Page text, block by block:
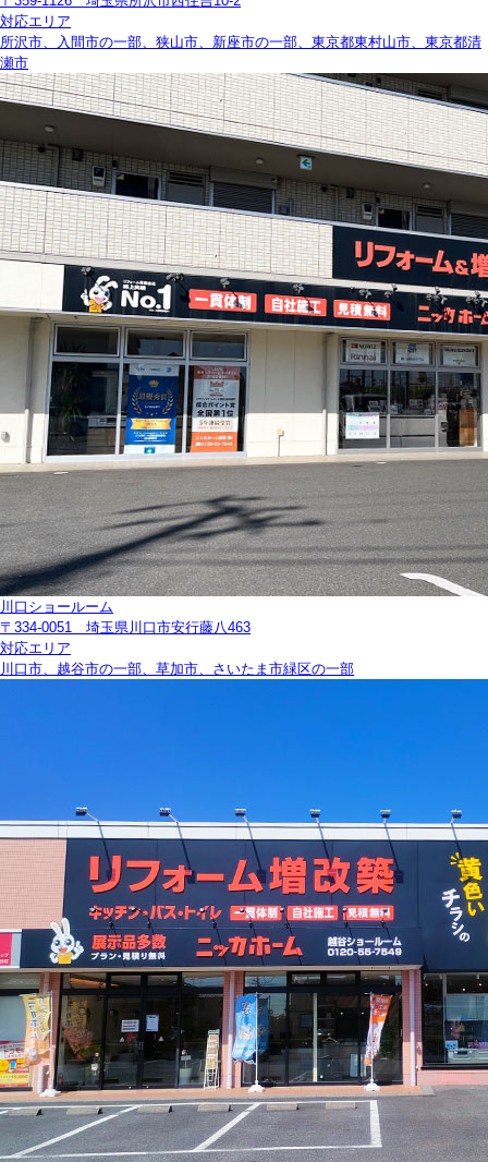
対応エリア
所沢市、入間市の一部、狭山市、新座市の一部、東京都東村山市、東京都清
瀬市
川口ショールーム
〒334-0051 埼玉県川口市安行藤八463
対応エリア
川口市、越谷市の一部、草加市、さいたま市緑区の一部